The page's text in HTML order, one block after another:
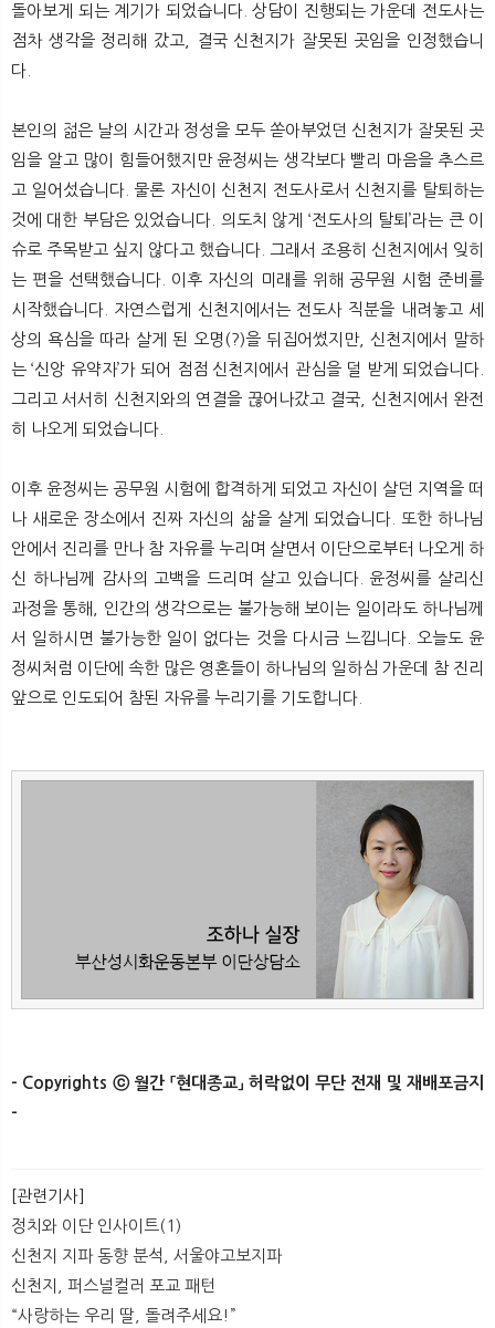
돌아보게 되는 계기가 되었습니다. 상담이 진행되는 가운데 전도사는
점차 생각을 정리해 갔고, 결국 신천지가 잘못된 곳임을 인정했습니
다.
본인의 젊은 날의 시간과 정성을 모두 쏟아부었던 신천지가 잘못된 곳
임을 알고 많이 힘들어했지만 윤정씨는 생각보다 빨리 마음을 추스르
고 일어섰습니다. 물론 자신이 신천지 전도사로서 신천지를 탈퇴하는
것에 대한 부담은 있었습니다. 의도치 않게 ‘전도사의 탈퇴’라는 큰 이
슈로 주목받고 싶지 않다고 했습니다. 그래서 조용히 신천지에서 잊히
는 편을 선택했습니다. 이후 자신의 미래를 위해 공무원 시험 준비를
시작했습니다. 자연스럽게 신천지에서는 전도사 직분을 내려놓고 세
상의 욕심을 따라 살게 된 오명(?)을 뒤집어썼지만, 신천지에서 말하
는 ‘신앙 유약자’가 되어 점점 신천지에서 관심을 덜 받게 되었습니다.
그리고 서서히 신천지와의 연결을 끊어나갔고 결국, 신천지에서 완전
히 나오게 되었습니다.
이후 윤정씨는 공무원 시험에 합격하게 되었고 자신이 살던 지역을 떠
나 새로운 장소에서 진짜 자신의 삶을 살게 되었습니다. 또한 하나님
안에서 진리를 만나 참 자유를 누리며 살면서 이단으로부터 나오게 하
신 하나님께 감사의 고백을 드리며 살고 있습니다. 윤정씨를 살리신
과정을 통해, 인간의 생각으로는 불가능해 보이는 일이라도 하나님께
서 일하시면 불가능한 일이 없다는 것을 다시금 느낍니다. 오늘도 윤
정씨처럼 이단에 속한 많은 영혼들이 하나님의 일하심 가운데 참 진리
앞으로 인도되어 참된 자유를 누리기를 기도합니다.
- Copyrights ⓒ 월간 「현대종교」 허락없이 무단 전재 및 재배포금지
-​
[관련기사]
정치와 이단 인사이트(1)
신천지 지파 동향 분석, 서울야고보지파
신천지, 퍼스널컬러 포교 패턴
​“사랑하는 우리 딸, 돌려주세요!”